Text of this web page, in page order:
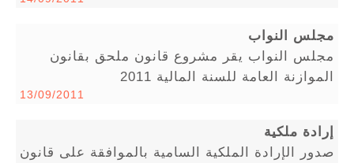
مجلس النواب
مجلس النواب يقر مشروع قانون ملحق بقانون
الموازنة العامة للسنة المالية 2011
13/09/2011
إرادة ملكية
صدور الإرادة الملكية السامية بالموافقة على قانون